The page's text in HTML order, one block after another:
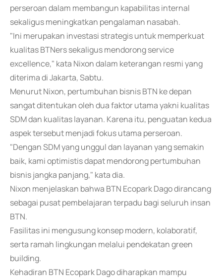
perseroan dalam membangun kapabilitas internal
sekaligus meningkatkan pengalaman nasabah.
"Ini merupakan investasi strategis untuk memperkuat
kualitas BTNers sekaligus mendorong service
excellence," kata Nixon dalam keterangan resmi yang
diterima di Jakarta, Sabtu.
Menurut Nixon, pertumbuhan bisnis BTN ke depan
sangat ditentukan oleh dua faktor utama yakni kualitas
SDM dan kualitas layanan. Karena itu, penguatan kedua
aspek tersebut menjadi fokus utama perseroan.
"Dengan SDM yang unggul dan layanan yang semakin
baik, kami optimistis dapat mendorong pertumbuhan
bisnis jangka panjang," kata dia.
Nixon menjelaskan bahwa BTN Ecopark Dago dirancang
sebagai pusat pembelajaran terpadu bagi seluruh insan
BTN.
Fasilitas ini mengusung konsep modern, kolaboratif,
serta ramah lingkungan melalui pendekatan green
building.
Kehadiran BTN Ecopark Dago diharapkan mampu